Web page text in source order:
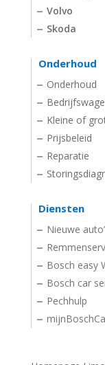
Volvo
Skoda
Onderhoud
Onderhoud
Kleine of
Prijsbeleid
Reparatie
Diensten
Nieuwe
Bosch easy
Bosch car
Pechhulp